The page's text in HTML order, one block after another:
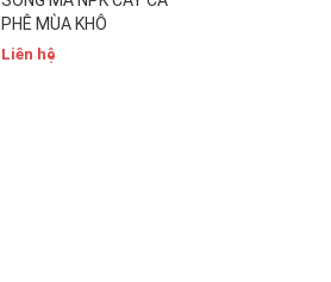
PHÊ MÙA KHÔ
Liên hệ